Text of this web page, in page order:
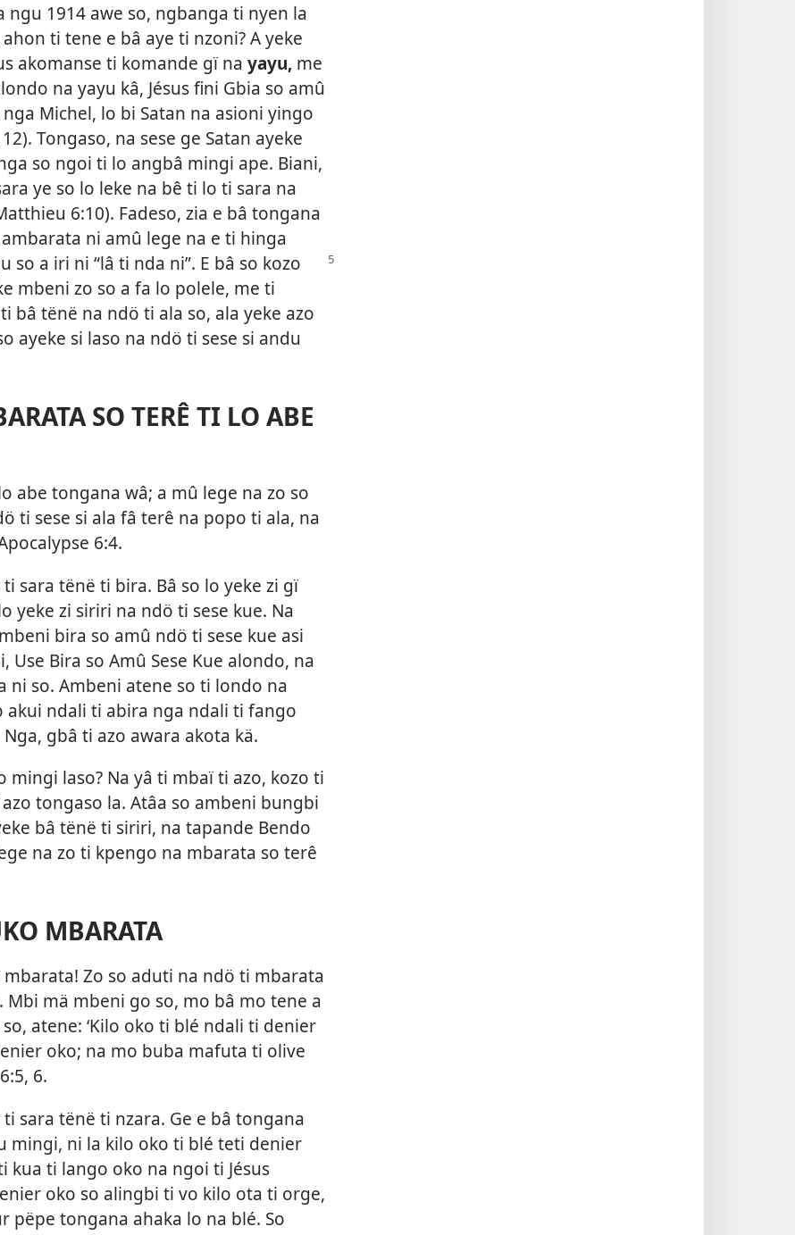
ngu 1914 awe so, ngbanga ti nyen la
ti tene e bâ aye ti nzoni? A yeke
akomanse ti komande gï na yayu, me
na yayu kâ, Jésus fini Gbia so amû
Michel, lo bi Satan na asioni yingo
Tongaso, na sese ge Satan ayeke
so ngoi ti lo angbâ mingi ape. Biani,
ye so lo leke na bê ti lo ti sara na
6:10). Fadeso, zia e bâ tongana
ni amû lege na e ti hinga
so a iri ni “lâ ti nda ni”. E bâ so kozo
mbeni zo so a fa lo polele, me ti
bâ tënë na ndö ti ala so, ala yeke azo
ayeke si laso na ndö ti sese si andu
SO TERÊ TI LO ABE
abe tongana wâ; a mû lege na zo so
ti sese si ala fâ terê na popo ti ala, na
6:4.
sara tënë ti bira. Bâ so lo yeke zi gï
yeke zi siriri na ndö ti sese kue. Na
bira so amû ndö ti sese kue asi
Bira so Amû Sese Kue alondo, na
ni so. Ambeni atene so ti londo na
akui ndali ti abira nga ndali ti fango
gbâ ti azo awara akota kä.
mingi laso? Na yâ ti mbaï ti azo, kozo ti
tongaso la. Atâa so ambeni bungbi
bâ tënë ti siriri, na tapande Bendo
na zo ti kpengo na mbarata so terê
MBARATA
Zo so aduti na ndö ti mbarata
mä mbeni go so, mo bâ mo tene a
atene: ‘Kilo oko ti blé ndali ti denier
oko; na mo buba mafuta ti olive
6.
sara tënë ti nzara. Ge e bâ tongana
mingi, ni la kilo oko ti blé teti denier
ti lango oko na ngoi ti Jésus
oko so alingbi ti vo kilo ota ti orge,
pëpe tongana ahaka lo na blé. So